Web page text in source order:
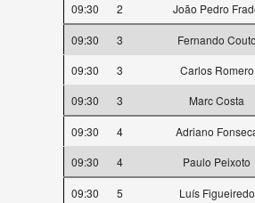
09:30
2 João Pedro
09:30 3
Fernando
09:30
3
Carlos Romero
09:30
3 Marc Costa
09:30 4
Adriano
09:30
4 Paulo Peixoto
09:30 5
Luís Figueiredo